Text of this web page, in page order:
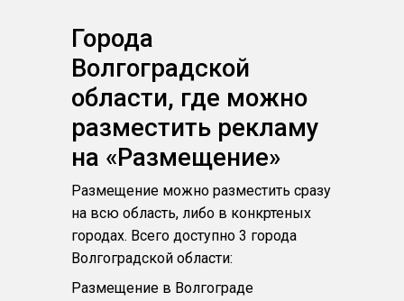
Города
Волгоградской
области, где можно
разместить рекламу
на «Размещение»
Размещение можно разместить сразу
на всю область, либо в конкртеных
городах. Всего доступно 3 города
Волгоградской области:
Размещение в Волгограде